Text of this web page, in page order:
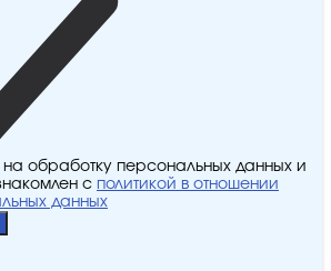
на обработку персональных данных и
с политикой в отношении
данных